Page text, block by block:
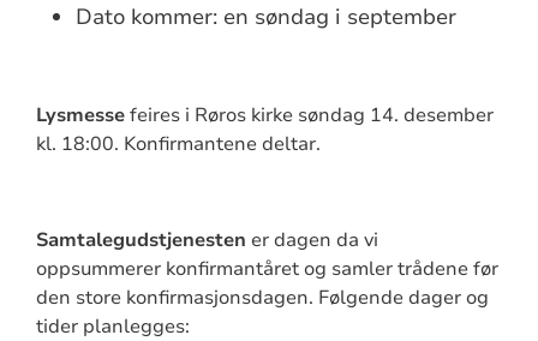
Dato kommer: en søndag i september
Lysmessefeires i Røros kirke søndag 14. desember
kl. 18:00. Konfirmantene deltar.
Samtalegudstjenesten er dagen da vi
oppsummerer konfirmantåret og samler trådene før
den store konfirmasjonsdagen. Følgende dager og
tider planlegges: